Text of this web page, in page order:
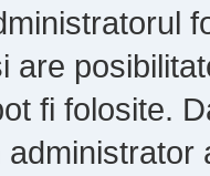
are
fi folosite.